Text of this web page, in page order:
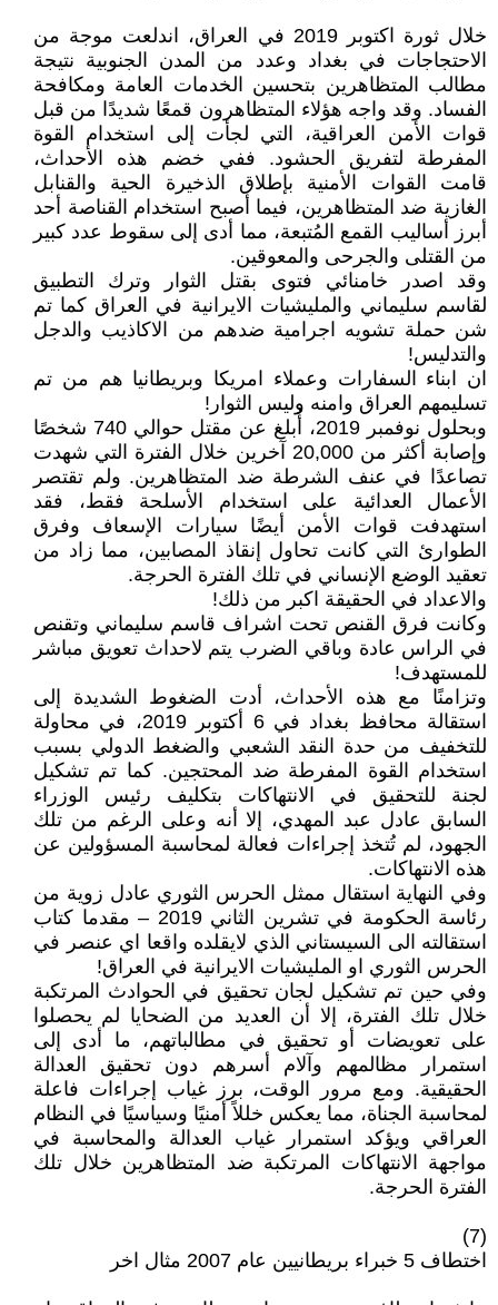
خلال ثورة اكتوبر 2019 في العراق، اندلعت موجة من
الاحتجاجات في بغداد وعدد من المدن الجنوبية نتيجة
مطالب المتظاهرين بتحسين الخدمات العامة ومكافحة
الفساد. وقد واجه هؤلاء المتظاهرون قمعًا شديدًا من قبل
قوات الأمن العراقية، التي لجأت إلى استخدام القوة
المفرطة لتفريق الحشود. ففي خضم هذه الأحداث،
قامت القوات الأمنية بإطلاق الذخيرة الحية والقنابل
الغازية ضد المتظاهرين، فيما أصبح استخدام القناصة أحد
أبرز أساليب القمع المُتبعة، مما أدى إلى سقوط عدد كبير
من القتلى والجرحى والمعوقين.
وقد اصدر خامنائي فتوى بقتل الثوار وترك التطبيق
لقاسم سليماني والمليشيات الايرانية في العراق كما تم
شن حملة تشويه اجرامية ضدهم من الاكاذيب والدجل
والتدليس!
ان ابناء السفارات وعملاء امريكا وبريطانيا هم من تم
تسليمهم العراق وامنه وليس الثوار!
وبحلول نوفمبر 2019، أُبلغ عن مقتل حوالي 740 شخصًا
وإصابة أكثر من 20,000 آخرين خلال الفترة التي شهدت
تصاعدًا في عنف الشرطة ضد المتظاهرين. ولم تقتصر
الأعمال العدائية على استخدام الأسلحة فقط، فقد
استهدفت قوات الأمن أيضًا سيارات الإسعاف وفرق
الطوارئ التي كانت تحاول إنقاذ المصابين، مما زاد من
تعقيد الوضع الإنساني في تلك الفترة الحرجة.
والاعداد في الحقيقة اكبر من ذلك!
وكانت فرق القنص تحت اشراف قاسم سليماني وتقنص
في الراس عادة وباقي الضرب يتم لاحداث تعويق مباشر
للمستهدف!
وتزامنًا مع هذه الأحداث، أدت الضغوط الشديدة إلى
استقالة محافظ بغداد في 6 أكتوبر 2019، في محاولة
للتخفيف من حدة النقد الشعبي والضغط الدولي بسبب
استخدام القوة المفرطة ضد المحتجين. كما تم تشكيل
لجنة للتحقيق في الانتهاكات بتكليف رئيس الوزراء
السابق عادل عبد المهدي، إلا أنه وعلى الرغم من تلك
الجهود، لم تُتخذ إجراءات فعالة لمحاسبة المسؤولين عن
هذه الانتهاكات.
وفي النهاية استقال ممثل الحرس الثوري عادل زوية من
رئاسة الحكومة في تشرين الثاني 2019 – مقدما كتاب
استقالته الى السيستاني الذي لايقلده واقعا اي عنصر في
الحرس الثوري او المليشيات الايرانية في العراق!
وفي حين تم تشكيل لجان تحقيق في الحوادث المرتكبة
خلال تلك الفترة، إلا أن العديد من الضحايا لم يحصلوا
على تعويضات أو تحقيق في مطالباتهم، ما أدى إلى
استمرار مظالمهم وآلام أسرهم دون تحقيق العدالة
الحقيقية. ومع مرور الوقت، برز غياب إجراءات فاعلة
لمحاسبة الجناة، مما يعكس خللاً أمنيًا وسياسيًا في النظام
العراقي ويؤكد استمرار غياب العدالة والمحاسبة في
مواجهة الانتهاكات المرتكبة ضد المتظاهرين خلال تلك
الفترة الحرجة.
(7)
اختطاف 5 خبراء بريطانيين عام 2007 مثال اخر